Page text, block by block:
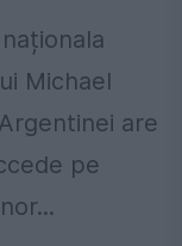
Michael
are
pe